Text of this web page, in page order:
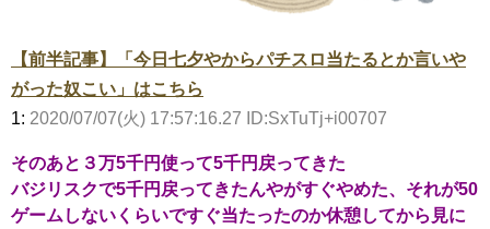
【前半記事】「今日七夕やからパチスロ当たるとか言いや
がった奴こい」はこちら
1: 2020/07/07(火) 17:57:16.27 ID:SxTuTj+i00707
そのあと３万5千円使って5千円戻ってきた
バジリスクで5千円戻ってきたんやがすぐやめた、それが50
ゲームしないくらいですぐ当たったのか休憩してから見に